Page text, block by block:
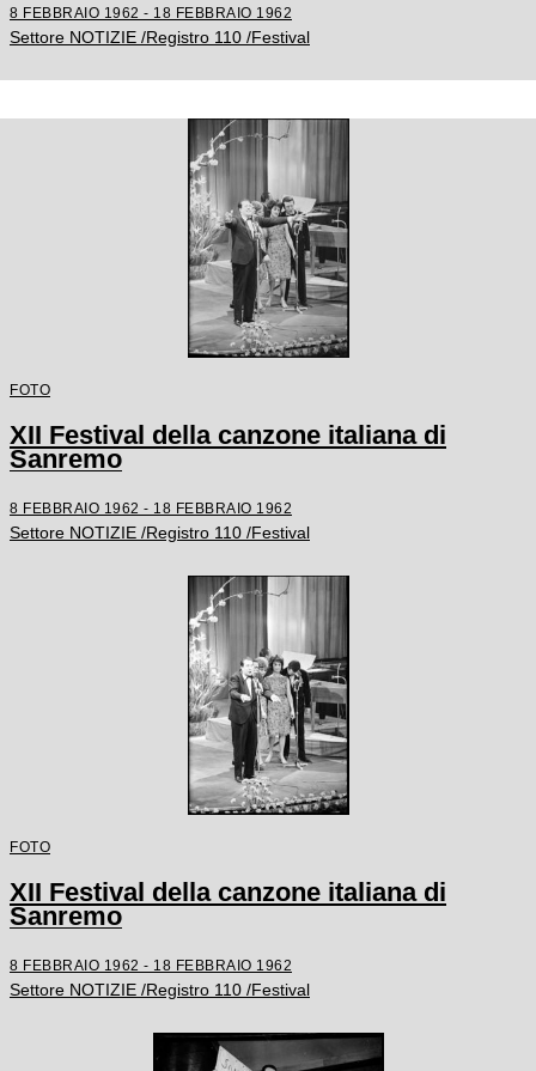
8 FEBBRAIO 1962 - 18 FEBBRAIO 1962
Settore NOTIZIE /Registro 110 /Festival
FOTO
XII Festival della canzone italiana di
Sanremo
8 FEBBRAIO 1962 - 18 FEBBRAIO 1962
Settore NOTIZIE /Registro 110 /Festival
FOTO
XII Festival della canzone italiana di
Sanremo
8 FEBBRAIO 1962 - 18 FEBBRAIO 1962
Settore NOTIZIE /Registro 110 /Festival